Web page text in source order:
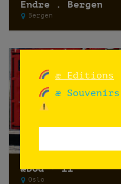
Endre . Bergen
Bergen
æBod · II
Oslo
æ Editions
æ Souvenirs